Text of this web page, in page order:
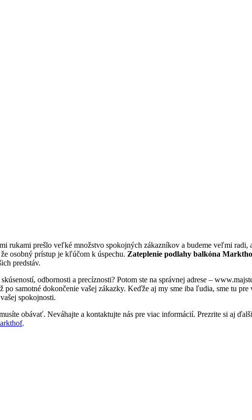
rukami prešlo veľké množstvo spokojných zákazníkov a budeme veľmi radi,
osobný prístup je kľúčom k úspechu. Zateplenie podlahy balkóna
predstáv.
odbornosti a precíznosti? Potom ste na správnej adrese –
samotné dokončenie vašej zákazky. Keďže aj my sme iba ľudia, sme tu pre
spokojnosti.
obávať. Neváhajte a kontaktujte nás pre viac informácií. Prezrite si aj
.